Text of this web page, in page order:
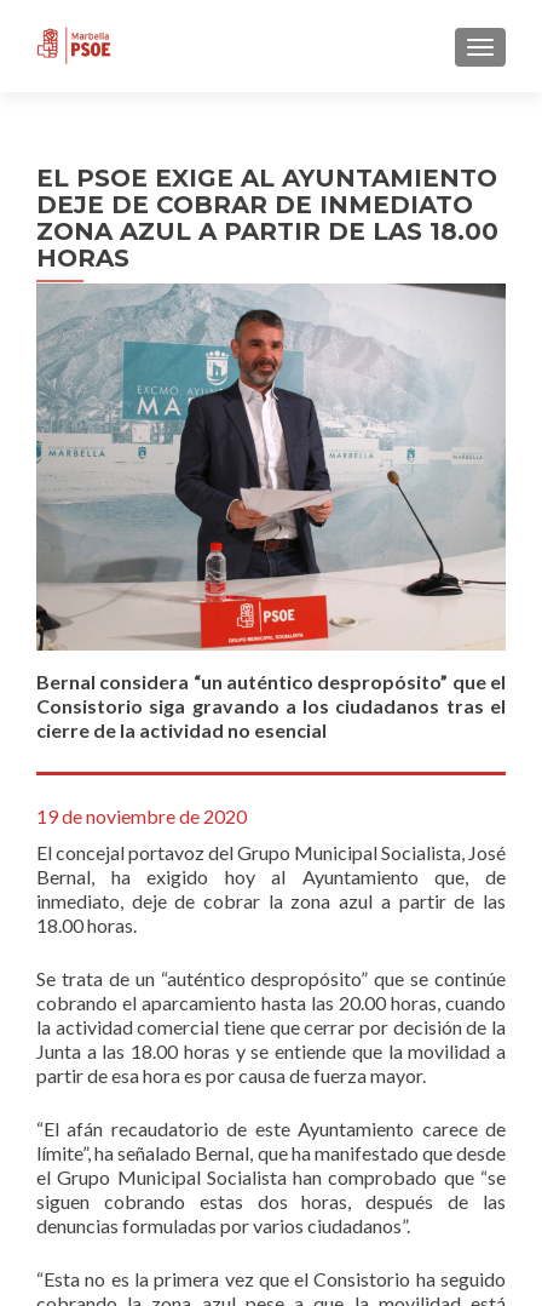
EL PSOE EXIGE AL AYUNTAMIENTO
DEJE DE COBRAR DE INMEDIATO
ZONA AZUL A PARTIR DE LAS 18.00
HORAS
Bernal considera “un auténtico despropósito” que el
Consistorio siga gravando a los ciudadanos tras el
cierre de la actividad no esencial
19 de noviembre de 2020
El concejal portavoz del Grupo Municipal Socialista, José
Bernal, ha exigido hoy al Ayuntamiento que, de
inmediato, deje de cobrar la zona azul a partir de las
18.00 horas.
Se trata de un “auténtico despropósito” que se continúe
cobrando el aparcamiento hasta las 20.00 horas, cuando
la actividad comercial tiene que cerrar por decisión de la
Junta a las 18.00 horas y se entiende que la movilidad a
partir de esa hora es por causa de fuerza mayor.
“El afán recaudatorio de este Ayuntamiento carece de
límite”, ha señalado Bernal, que ha manifestado que desde
el Grupo Municipal Socialista han comprobado que “se
siguen cobrando estas dos horas, después de las
denuncias formuladas por varios ciudadanos”.
“Esta no es la primera vez que el Consistorio ha seguido